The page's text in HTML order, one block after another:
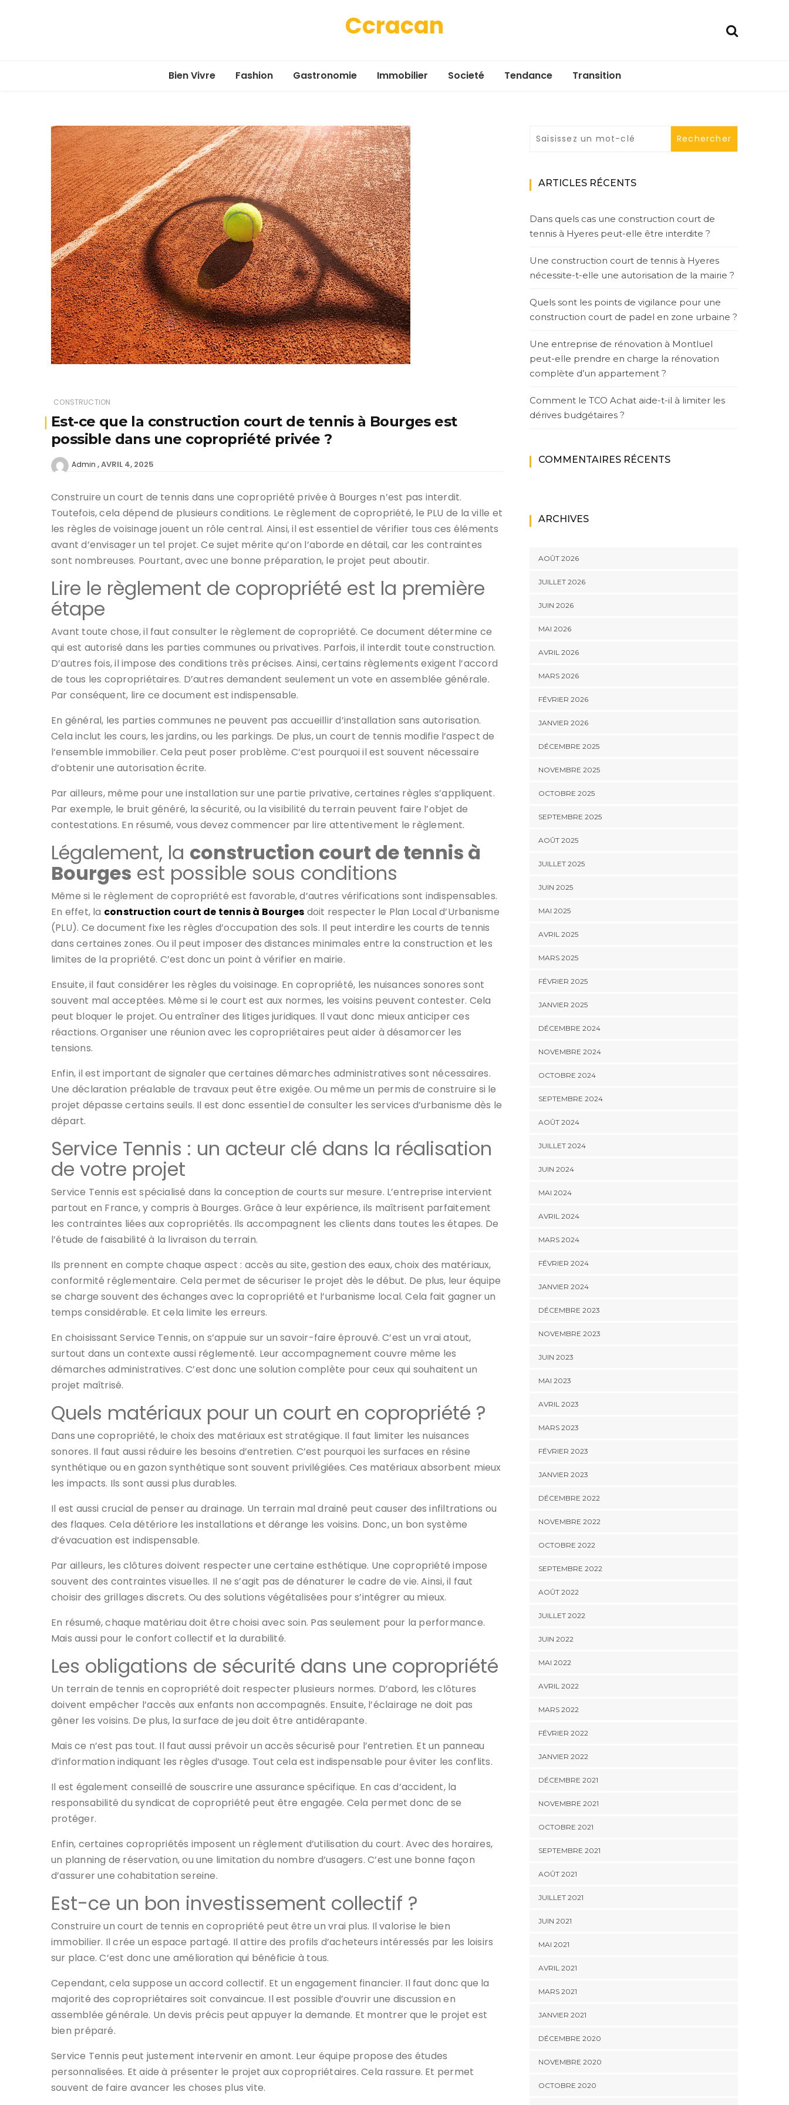
Ccracan
Bien Vivre Fashion Gastronomie Immobilier Societé Tendance Transition
CONSTRUCTION
Est-ce que la construction court de tennis à Bourges est
possible dans une copropriété privée ?
Admin AVRIL 4, 2025
Construire un court de tennis dans une copropriété privée à Bourges n’est pas interdit.
Toutefois, cela dépend de plusieurs conditions. Le règlement de copropriété, le PLU de la ville et
les règles de voisinage jouent un rôle central. Ainsi, il est essentiel de vérifier tous ces éléments
avant d’envisager un tel projet. Ce sujet mérite qu’on l’aborde en détail, car les contraintes
sont nombreuses. Pourtant, avec une bonne préparation, le projet peut aboutir.
Lire le règlement de copropriété est la première
étape
Avant toute chose, il faut consulter le règlement de copropriété. Ce document détermine ce
qui est autorisé dans les parties communes ou privatives. Parfois, il interdit toute construction.
D’autres fois, il impose des conditions très précises. Ainsi, certains règlements exigent l’accord
de tous les copropriétaires. D’autres demandent seulement un vote en assemblée générale.
Par conséquent, lire ce document est indispensable.
En général, les parties communes ne peuvent pas accueillir d’installation sans autorisation.
Cela inclut les cours, les jardins, ou les parkings. De plus, un court de tennis modifie l’aspect de
l’ensemble immobilier. Cela peut poser problème. C’est pourquoi il est souvent nécessaire
d’obtenir une autorisation écrite.
Par ailleurs, même pour une installation sur une partie privative, certaines règles s’appliquent.
Par exemple, le bruit généré, la sécurité, ou la visibilité du terrain peuvent faire l’objet de
contestations. En résumé, vous devez commencer par lire attentivement le règlement.
Légalement, la construction court de tennis à
Bourges est possible sous conditions
Même si le règlement de copropriété est favorable, d’autres vérifications sont indispensables.
En effet, la construction court de tennis à Bourges doit respecter le Plan Local d’Urbanisme
(PLU). Ce document fixe les règles d’occupation des sols. Il peut interdire les courts de tennis
dans certaines zones. Ou il peut imposer des distances minimales entre la construction et les
limites de la propriété. C’est donc un point à vérifier en mairie.
Ensuite, il faut considérer les règles du voisinage. En copropriété, les nuisances sonores sont
souvent mal acceptées. Même si le court est aux normes, les voisins peuvent contester. Cela
peut bloquer le projet. Ou entraîner des litiges juridiques. Il vaut donc mieux anticiper ces
réactions. Organiser une réunion avec les copropriétaires peut aider à désamorcer les
tensions.
Enfin, il est important de signaler que certaines démarches administratives sont nécessaires.
Une déclaration préalable de travaux peut être exigée. Ou même un permis de construire si le
projet dépasse certains seuils. Il est donc essentiel de consulter les services d’urbanisme dès le
départ.
Service Tennis : un acteur clé dans la réalisation
de votre projet
Service Tennis est spécialisé dans la conception de courts sur mesure. L’entreprise intervient
partout en France, y compris à Bourges. Grâce à leur expérience, ils maîtrisent parfaitement
les contraintes liées aux copropriétés. Ils accompagnent les clients dans toutes les étapes. De
l’étude de faisabilité à la livraison du terrain.
Ils prennent en compte chaque aspect : accès au site, gestion des eaux, choix des matériaux,
conformité réglementaire. Cela permet de sécuriser le projet dès le début. De plus, leur équipe
se charge souvent des échanges avec la copropriété et l’urbanisme local. Cela fait gagner un
temps considérable. Et cela limite les erreurs.
En choisissant Service Tennis, on s’appuie sur un savoir-faire éprouvé. C’est un vrai atout,
surtout dans un contexte aussi réglementé. Leur accompagnement couvre même les
démarches administratives. C’est donc une solution complète pour ceux qui souhaitent un
projet maîtrisé.
Quels matériaux pour un court en copropriété ?
Dans une copropriété, le choix des matériaux est stratégique. Il faut limiter les nuisances
sonores. Il faut aussi réduire les besoins d’entretien. C’est pourquoi les surfaces en résine
synthétique ou en gazon synthétique sont souvent privilégiées. Ces matériaux absorbent mieux
les impacts. Ils sont aussi plus durables.
Il est aussi crucial de penser au drainage. Un terrain mal drainé peut causer des infiltrations ou
des flaques. Cela détériore les installations et dérange les voisins. Donc, un bon système
d’évacuation est indispensable.
Par ailleurs, les clôtures doivent respecter une certaine esthétique. Une copropriété impose
souvent des contraintes visuelles. Il ne s’agit pas de dénaturer le cadre de vie. Ainsi, il faut
choisir des grillages discrets. Ou des solutions végétalisées pour s’intégrer au mieux.
En résumé, chaque matériau doit être choisi avec soin. Pas seulement pour la performance.
Mais aussi pour le confort collectif et la durabilité.
Les obligations de sécurité dans une copropriété
Un terrain de tennis en copropriété doit respecter plusieurs normes. D’abord, les clôtures
doivent empêcher l’accès aux enfants non accompagnés. Ensuite, l’éclairage ne doit pas
gêner les voisins. De plus, la surface de jeu doit être antidérapante.
Mais ce n’est pas tout. Il faut aussi prévoir un accès sécurisé pour l’entretien. Et un panneau
d’information indiquant les règles d’usage. Tout cela est indispensable pour éviter les conflits.
Il est également conseillé de souscrire une assurance spécifique. En cas d’accident, la
responsabilité du syndicat de copropriété peut être engagée. Cela permet donc de se
protéger.
Enfin, certaines copropriétés imposent un règlement d’utilisation du court. Avec des horaires,
un planning de réservation, ou une limitation du nombre d’usagers. C’est une bonne façon
d’assurer une cohabitation sereine.
Est-ce un bon investissement collectif ?
Construire un court de tennis en copropriété peut être un vrai plus. Il valorise le bien
immobilier. Il crée un espace partagé. Il attire des profils d’acheteurs intéressés par les loisirs
sur place. C’est donc une amélioration qui bénéficie à tous.
Cependant, cela suppose un accord collectif. Et un engagement financier. Il faut donc que la
majorité des copropriétaires soit convaincue. Il est possible d’ouvrir une discussion en
assemblée générale. Un devis précis peut appuyer la demande. Et montrer que le projet est
bien préparé.
Service Tennis peut justement intervenir en amont. Leur équipe propose des études
personnalisées. Et aide à présenter le projet aux copropriétaires. Cela rassure. Et permet
souvent de faire avancer les choses plus vite.
ARTICLES RÉCENTS
Dans quels cas une construction court de
tennis à Hyeres peut-elle être interdite ?
Une construction court de tennis à Hyeres
nécessite-t-elle une autorisation de la mairie ?
Quels sont les points de vigilance pour une
construction court de padel en zone urbaine ?
Une entreprise de rénovation à Montluel
peut-elle prendre en charge la rénovation
complète d’un appartement ?
Comment le TCO Achat aide-t-il à limiter les
dérives budgétaires ?
COMMENTAIRES RÉCENTS
ARCHIVES
AOÛT 2026
JUILLET 2026
JUIN 2026
MAI 2026
AVRIL 2026
MARS 2026
FÉVRIER 2026
JANVIER 2026
DÉCEMBRE 2025
NOVEMBRE 2025
OCTOBRE 2025
SEPTEMBRE 2025
AOÛT 2025
JUILLET 2025
JUIN 2025
MAI 2025
AVRIL 2025
MARS 2025
FÉVRIER 2025
JANVIER 2025
DÉCEMBRE 2024
NOVEMBRE 2024
OCTOBRE 2024
SEPTEMBRE 2024
AOÛT 2024
JUILLET 2024
JUIN 2024
MAI 2024
AVRIL 2024
MARS 2024
FÉVRIER 2024
JANVIER 2024
DÉCEMBRE 2023
NOVEMBRE 2023
JUIN 2023
MAI 2023
AVRIL 2023
MARS 2023
FÉVRIER 2023
JANVIER 2023
DÉCEMBRE 2022
NOVEMBRE 2022
OCTOBRE 2022
SEPTEMBRE 2022
AOÛT 2022
JUILLET 2022
JUIN 2022
MAI 2022
AVRIL 2022
MARS 2022
FÉVRIER 2022
JANVIER 2022
DÉCEMBRE 2021
NOVEMBRE 2021
OCTOBRE 2021
SEPTEMBRE 2021
AOÛT 2021
JUILLET 2021
JUIN 2021
MAI 2021
AVRIL 2021
MARS 2021
JANVIER 2021
DÉCEMBRE 2020
NOVEMBRE 2020
OCTOBRE 2020